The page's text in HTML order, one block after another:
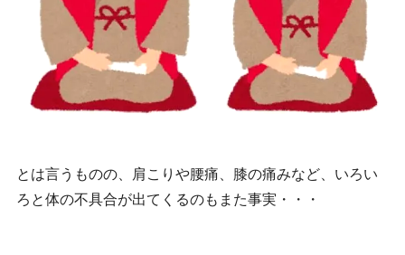
とは言うものの、肩こりや腰痛、膝の痛みなど、いろい
ろと体の不具合が出てくるのもまた事実・・・